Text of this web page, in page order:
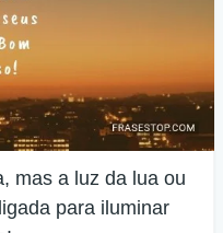
mas a luz da lua ou
para iluminar